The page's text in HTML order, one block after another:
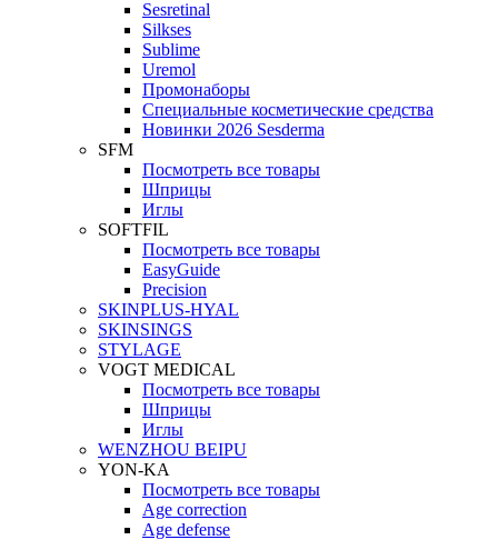
Sesretinal
Silkses
Sublime
Uremol
Промонаборы
Специальные косметические средства
Новинки 2026 Sesderma
SFM
Посмотреть все товары
Шприцы
Иглы
SOFTFIL
Посмотреть все товары
EasyGuide
Precision
SKINPLUS-HYAL
SKINSINGS
STYLAGE
VOGT MEDICAL
Посмотреть все товары
Шприцы
Иглы
WENZHOU BEIPU
YON-KA
Посмотреть все товары
Age correction
Age defense